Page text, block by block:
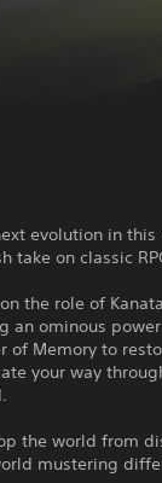
evolution in this
take on classic
the role of
an ominous
of Memory to
your way
the world from
mustering